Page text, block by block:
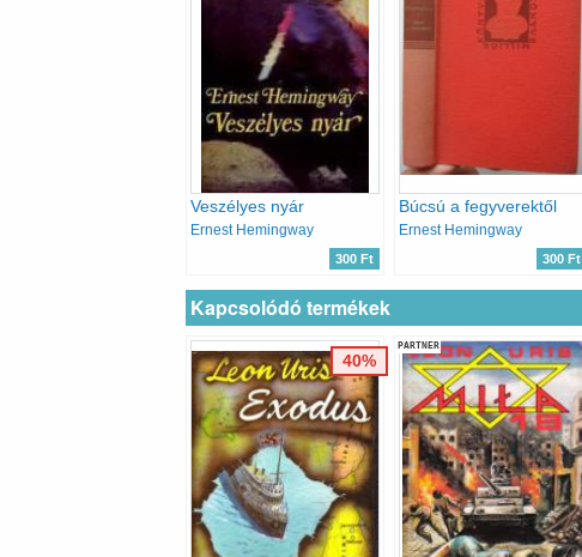
Veszélyes nyár
Ernest Hemingway
300 Ft
Búcsú a fegyverektől
Ernest Hemingway
300 Ft
Kapcsolódó termékek
40%
PARTNER